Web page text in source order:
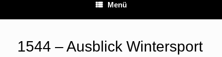
Menü
1544 – Ausblick Wintersport